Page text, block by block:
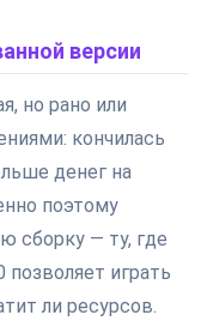
версии
но рано или
кончилась
денег на
поэтому
сборку — ту, где
позволяет играть
ли ресурсов.